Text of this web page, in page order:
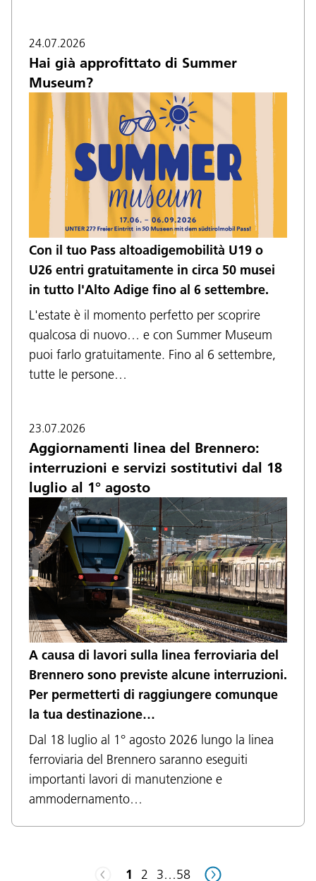
Lingua:
DEU
ITA LAD ENG
Service Desk:+39 0471 220880
Impressum Privacy e cookie policy
Termini e condizioni d'uso Reclami Jobs
24.07.2026
Hai già approfittato di Summer
Museum?
Con il tuo Pass altoadigemobilità U19 o
U26 entri gratuitamente in circa 50 musei
in tutto l'Alto Adige fino al 6 settembre.
L'estate è il momento perfetto per scoprire
qualcosa di nuovo… e con Summer Museum
puoi farlo gratuitamente. Fino al 6 settembre,
tutte le persone…
23.07.2026
Aggiornamenti linea del Brennero:
interruzioni e servizi sostitutivi dal 18
luglio al 1° agosto
A causa di lavori sulla linea ferroviaria del
Brennero sono previste alcune interruzioni.
Per permetterti di raggiungere comunque
la tua destinazione…
Dal 18 luglio al 1° agosto 2026 lungo la linea
ferroviaria del Brennero saranno eseguiti
importanti lavori di manutenzione e
ammodernamento…
1 2 3…58